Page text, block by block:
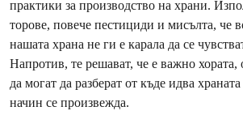
практики за производство на храни.
торове, повече пестициди и мисълта, че
нашата храна не ги е карала да се
Напротив, те решават, че е важно хората,
да могат да разберат от къде идва
начин се произвежда.